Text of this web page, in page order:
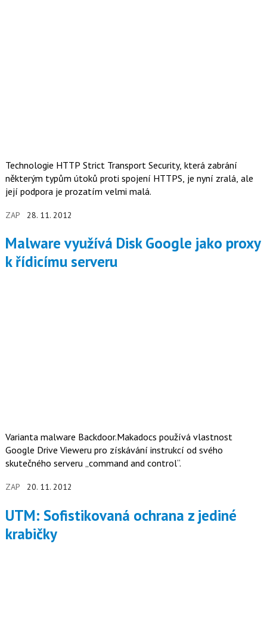
Technologie HTTP Strict Transport Security, která zabrání
některým typům útoků proti spojení HTTPS, je nyní zralá, ale
její podpora je prozatím velmi malá.
ZAP 28. 11. 2012
Malware využívá Disk Google jako proxy
k řídicímu serveru
Varianta malware Backdoor.Makadocs používá vlastnost
Google Drive Vieweru pro získávání instrukcí od svého
skutečného serveru „command and control“.
ZAP 20. 11. 2012
UTM: Sofistikovaná ochrana z jediné
krabičky